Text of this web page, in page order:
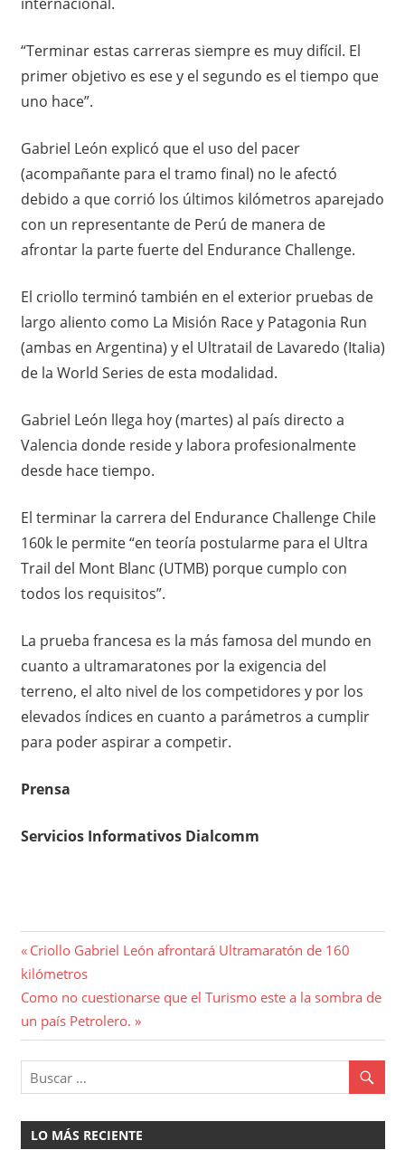
“Terminar estas carreras siempre es muy difícil. El
primer objetivo es ese y el segundo es el tiempo que
uno hace”.
Gabriel León explicó que el uso del pacer
(acompañante para el tramo final) no le afectó
debido a que corrió los últimos kilómetros aparejado
con un representante de Perú de manera de
afrontar la parte fuerte del Endurance Challenge.
El criollo terminó también en el exterior pruebas de
largo aliento como La Misión Race y Patagonia Run
(ambas en Argentina) y el Ultratail de Lavaredo (Italia)
de la World Series de esta modalidad.
Gabriel León llega hoy (martes) al país directo a
Valencia donde reside y labora profesionalmente
desde hace tiempo.
El terminar la carrera del Endurance Challenge Chile
160k le permite “en teoría postularme para el Ultra
Trail del Mont Blanc (UTMB) porque cumplo con
todos los requisitos”.
La prueba francesa es la más famosa del mundo en
cuanto a ultramaratones por la exigencia del
terreno, el alto nivel de los competidores y por los
elevados índices en cuanto a parámetros a cumplir
para poder aspirar a competir.
Prensa
Servicios Informativos Dialcomm
Navegación
de
entradas
Entrada
anterior:
Criollo Gabriel León afrontará Ultramaratón de 160
kilómetros
Entrada
siguiente:
Como no cuestionarse que el Turismo este a la sombra de
un país Petrolero.
LO MÁS RECIENTE